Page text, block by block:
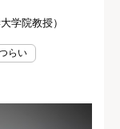
学院教授）
らい